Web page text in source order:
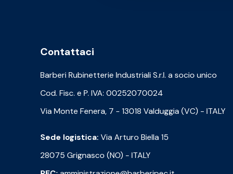
Contattaci
Barberi Rubinetterie Industriali S.r.l. a socio unico
Cod. Fisc. e P. IVA: 00252070024
Via Monte Fenera, 7 - 13018 Valduggia (VC) - ITALY
Sede logistica: Via Arturo Biella 15
28075 Grignasco (NO) - ITALY